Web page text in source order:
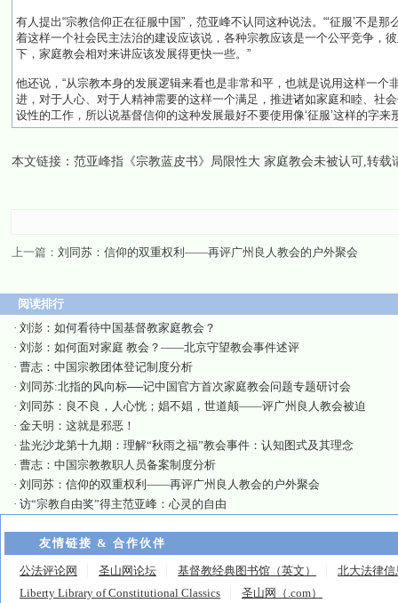
有人提出“宗教信仰正在征服中国”，范亚峰不认同这种说法。“‘征服’不是
着这样一个社会民主法治的建设应该说，各种宗教应该是一个公平竞争，
下，家庭教会相对来讲应该发展得更快一些。”
他还说，“从宗教本身的发展逻辑来看也是非常和平，也就是说用这样一个
进，对于人心、对于人精神需要的这样一个满足，推进诸如家庭和睦、社
设性的工作，所以说基督信仰的这种发展最好不要使用像‘征服’这样的字来
本文链接： 范亚峰指《宗教蓝皮书》局限性大 家庭教会未被认可,转载
上一篇： 刘同苏：信仰的双重权利——再评广州良人教会的户外聚会
阅读排行
· 刘澎：如何看待中国基督教家庭教会？
· 刘澎：如何面对家庭 教会？——北京守望教会事件述评
· 曹志：中国宗教团体登记制度分析
· 刘同苏:北指的风向标──记中国官方首次家庭教会问题专题研讨会
· 刘同苏：良不良，人心恍；娼不娼，世道颠——评广州良人教会被迫
· 金天明：这就是邪恶！
· 盐光沙龙第十九期：理解“秋雨之福”教会事件：认知图式及其理念
· 曹志：中国宗教教职人员备案制度分析
· 刘同苏：信仰的双重权利——再评广州良人教会的户外聚会
· 访“宗教自由奖”得主范亚峰：心灵的自由
友情链接 & 合作伙伴
公法评论网 圣山网论坛 基督教经典图书馆（英文）
北大法律信
Liberty Library of Constitutional Classics
圣山网（.com）